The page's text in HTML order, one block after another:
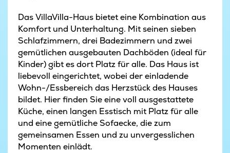
Das VillaVilla-Haus bietet eine Kombination aus
Komfort und Unterhaltung. Mit seinen sieben
Schlafzimmern, drei Badezimmern und zwei
gemütlichen ausgebauten Dachböden (ideal für
Kinder) gibt es dort Platz für alle. Das Haus ist
liebevoll eingerichtet, wobei der einladende
Wohn-/Essbereich das Herzstück des Hauses
bildet. Hier finden Sie eine voll ausgestattete
Küche, einen langen Esstisch mit Platz für alle
und eine gemütliche Sofaecke, die zum
gemeinsamen Essen und zu unvergesslichen
Momenten einlädt.